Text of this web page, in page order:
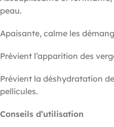
peau.
Apaisante, calme les
Prévient l’apparition des
Prévient la déshydratation
pellicules.
Conseils d’utilisation